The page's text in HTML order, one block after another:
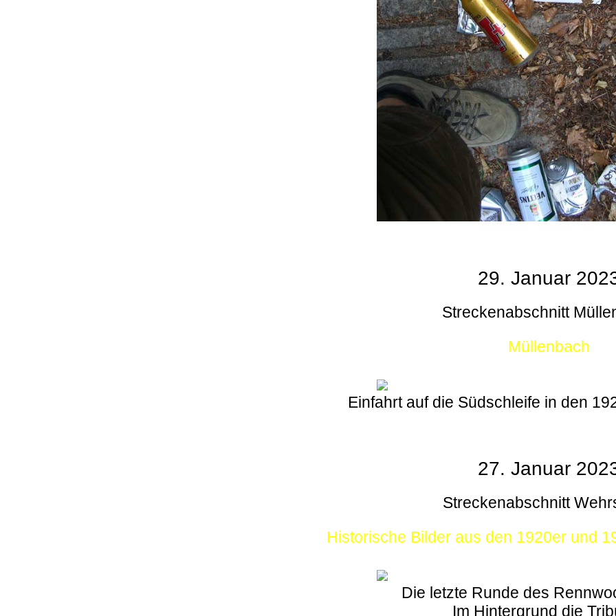
29. Januar
Streckenabschnitt
Müllenbach
Einfahrt auf die Südschleife in den
27. Januar
Streckenabschnitt
Historische Bilder aus den 1920er und
Die letzte Runde des
Im Hintergrund die